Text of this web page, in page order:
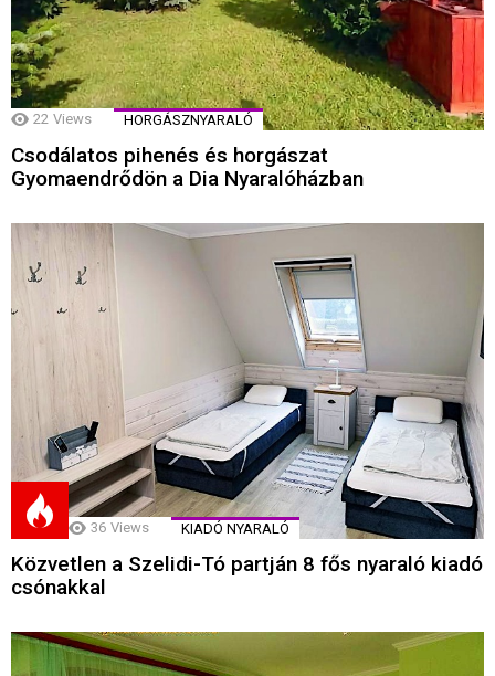
22 Views HORGÁSZNYARALÓ
Csodálatos pihenés és horgászat
Gyomaendrődön a Dia Nyaralóházban
36 Views KIADÓ NYARALÓ
Közvetlen a Szelidi-Tó partján 8 fős nyaraló kiadó
csónakkal